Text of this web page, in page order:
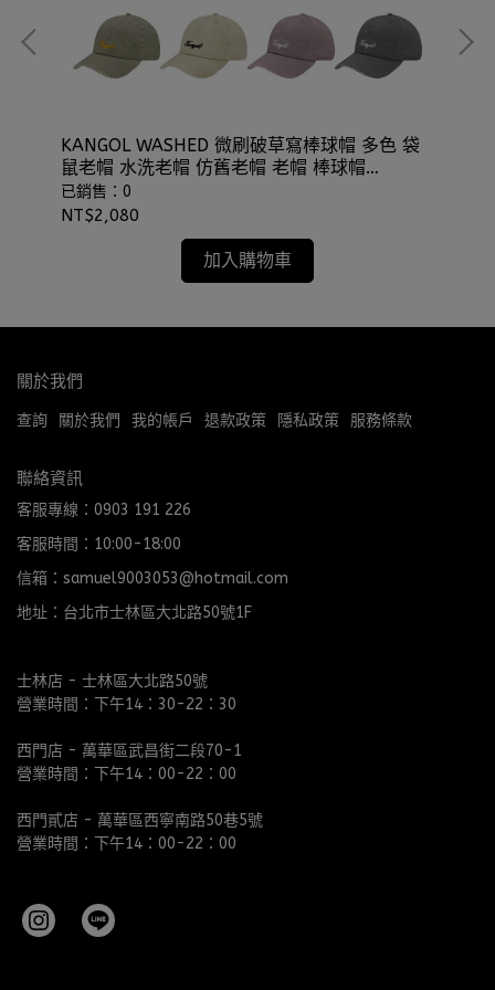
KANGOL WASHED 微刷破草寫棒球帽 多色 袋
鼠老帽 水洗老帽 仿舊老帽 老帽 棒球帽
⫷ScrewCap⫸
已銷售：0
NT$2,080
加入購物車
關於我們
查詢 關於我們 我的帳戶 退款政策 隱私政策 服務條款
聯絡資訊
客服專線：0903 191 226
客服時間：10:00-18:00
信箱：samuel9003053@hotmail.com
地址：台北市士林區大北路50號1F
士林店 - 士林區大北路50號
營業時間：下午14：30-22：30
西門店 - 萬華區武昌街二段70-1
營業時間：下午14：00-22：00
西門貳店 - 萬華區西寧南路50巷5號
營業時間：下午14：00-22：00